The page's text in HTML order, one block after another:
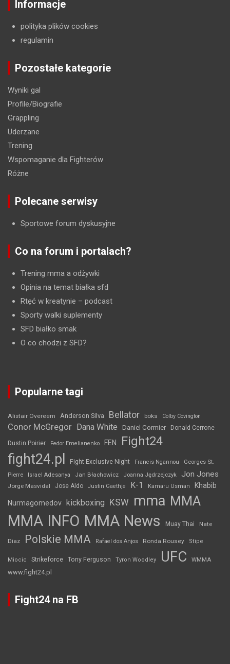
Informacje
polityka plików cookies
regulamin
Pozostałe kategorie
Wyniki gal
Profile/Biografie
Grappling
Uderzane
Trening
Wspomaganie dla Fighterów
Różne
Polecane serwisy
Sportowe forum dyskusyjne
Co na forum i portalach?
Trening mma a odżywki
Opinia na temat białka sfd
Rtęć w kreatynie – podcast
Sporty walki suplementy
SFD białko smak
O co chodzi z SFD?
Popularne tagi
Alistair Overeem Anderson Silva Bellator boks Colby Covington
Conor McGregor Dana White Daniel Cormier Donald Cerrone
Dustin Poirier Fedor Emelianenko FEN Fight24
fight24.pl Fight Exclusive Night Francis Ngannou
Georges St.
Pierre
Israel Adesanya Jan Błachowicz Joanna Jędrzejczyk Jon Jones
Jorge Masvidal Jose Aldo Justin Gaethje K-1 Kamaru Usman Khabib
Nurmagomedov kickboxing KSW mma MMA
MMA INFO MMA News Muay Thai Nate
Diaz Polskie MMA Rafael dos Anjos Ronda Rousey Stipe
Miocic Strikeforce Tony Ferguson Tyron Woodley UFC WMMA
www.fight24.pl
Fight24 na FB